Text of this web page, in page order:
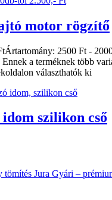
motor rögzítő
Ártartomány: 2500 Ft -
Ennek a terméknek több
választhatók ki
szilikon cső